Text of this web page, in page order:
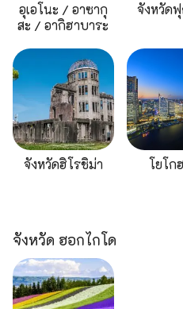
อุเอโนะ / อาซากุ
สะ / อากิฮาบาระ
จังหวัด
จังหวัดฮิโรชิม่า โยโก
จังหวัด ฮอกไกโด